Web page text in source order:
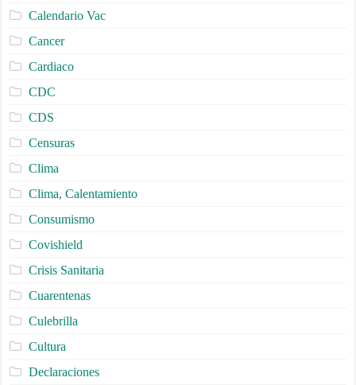
Calendario Vac
Cancer
Cardiaco
CDC
CDS
Censuras
Clima
Clima, Calentamiento
Consumismo
Covishield
Crisis Sanitaria
Cuarentenas
Culebrilla
Cultura
Declaraciones